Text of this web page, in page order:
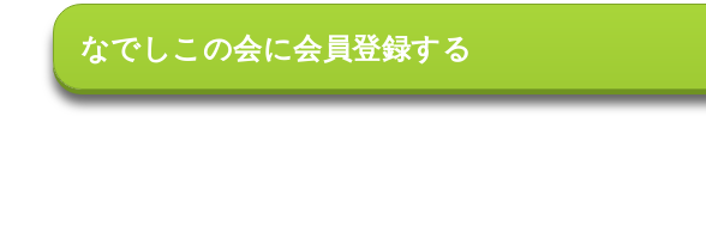
なでしこの会に会員登録する